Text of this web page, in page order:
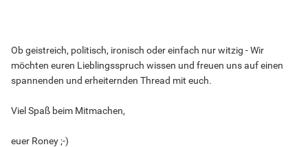
Ob geistreich, politisch, ironisch oder einfach nur witzig - Wir
möchten euren Lieblingsspruch wissen und freuen uns auf einen
spannenden und erheiternden Thread mit euch.
Viel Spaß beim Mitmachen,
euer Roney ;-)